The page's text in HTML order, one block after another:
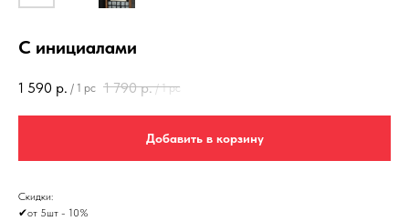
С инициалами
1 590 р. / 1 pc 1 790 р. / 1 pc
Добавить в корзину
Скидки:
✔от 5шт - 10%